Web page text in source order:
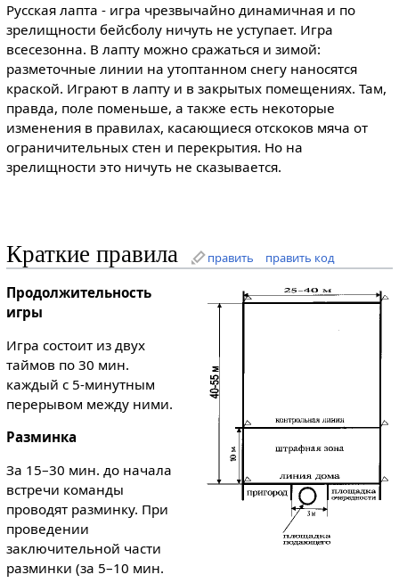
Русская лапта - игра чрезвычайно динамичная и по
зрелищности бейсболу ничуть не уступает. Игра
всесезонна. В лапту можно сражаться и зимой:
разметочные линии на утоптанном снегу наносятся
краской. Играют в лапту и в закрытых помещениях. Там,
правда, поле поменьше, а также есть некоторые
изменения в правилах, касающиеся отскоков мяча от
ограничительных стен и перекрытия. Но на
зрелищности это ничуть не сказывается.
Краткие правила править править код
Продолжительность
игры
Игра состоит из двух
таймов по 30 мин.
каждый с 5-минутным
перерывом между ними.
Разминка
За 15–30 мин. до начала
встречи команды
проводят разминку. При
проведении
заключительной части
разминки (за 5–10 мин.